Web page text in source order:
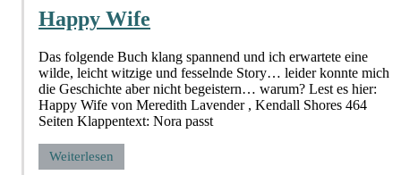
Happy Wife
Das folgende Buch klang spannend und ich erwartete eine
wilde, leicht witzige und fesselnde Story… leider konnte mich
die Geschichte aber nicht begeistern… warum? Lest es hier:
Happy Wife von Meredith Lavender , Kendall Shores 464
Seiten Klappentext: Nora passt
Weiterlesen